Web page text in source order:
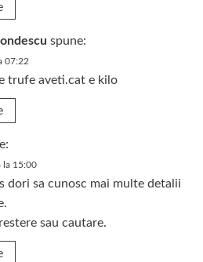
spune:
07:22
trufe aveti.cat e kilo
la 15:00
dori sa cunosc mai multe detalii
sau cautare.